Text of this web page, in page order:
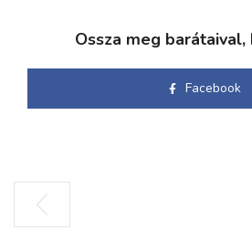
Ossza meg
Facebook